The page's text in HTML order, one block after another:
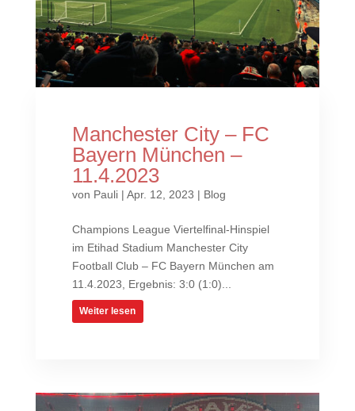
Manchester City – FC
Bayern München –
11.4.2023
von Pauli| Apr. 12, 2023 | Blog
Champions League Viertelfinal-Hinspiel
im Etihad Stadium Manchester City
Football Club – FC Bayern München am
11.4.2023, Ergebnis: 3:0 (1:0)...
Weiter lesen